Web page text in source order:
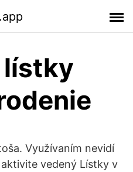
lístky
Využívaním nevidí
vedený Lístky v